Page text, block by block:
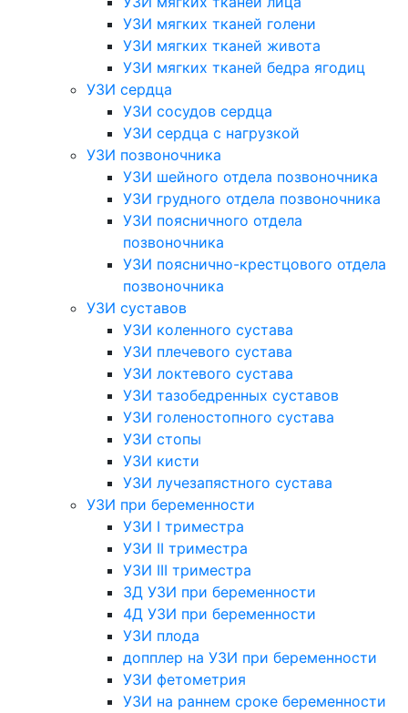
УЗИ мягких тканей голени
УЗИ мягких тканей живота
УЗИ мягких тканей бедра ягодиц
УЗИ сердца
УЗИ сосудов сердца
УЗИ сердца с нагрузкой
УЗИ позвоночника
УЗИ шейного отдела позвоночника
УЗИ грудного отдела позвоночника
УЗИ поясничного отдела
позвоночника
УЗИ пояснично-крестцового отдела
позвоночника
УЗИ суставов
УЗИ коленного сустава
УЗИ плечевого сустава
УЗИ локтевого сустава
УЗИ тазобедренных суставов
УЗИ голеностопного сустава
УЗИ стопы
УЗИ кисти
УЗИ лучезапястного сустава
УЗИ при беременности
УЗИ I триместра
УЗИ II триместра
УЗИ III триместра
3Д УЗИ при беременности
4Д УЗИ при беременности
УЗИ плода
допплер на УЗИ при беременности
УЗИ фетометрия
УЗИ на раннем сроке беременности